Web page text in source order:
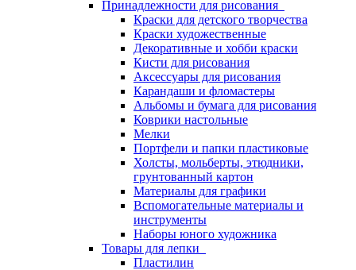
Принадлежности для рисования
Краски для детского творчества
Краски художественные
Декоративные и хобби краски
Кисти для рисования
Аксессуары для рисования
Карандаши и фломастеры
Альбомы и бумага для рисования
Коврики настольные
Мелки
Портфели и папки пластиковые
Холсты, мольберты, этюдники,
грунтованный картон
Материалы для графики
Вспомогательные материалы и
инструменты
Наборы юного художника
Товары для лепки
Пластилин